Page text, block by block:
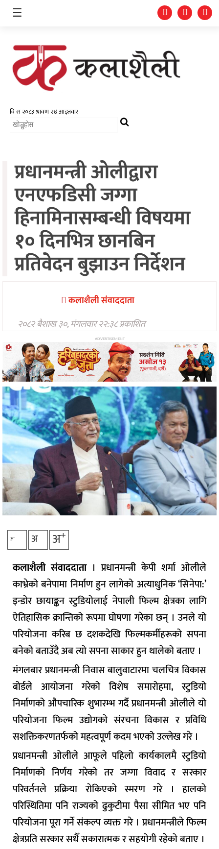
समाचार
फोटो
ग्यालरी
गीत/
सङ्गीत
न्यू
मिडिया
अन्तरवार्ता
☰
प्रधानमन्त्री ओलीद्वारा
एनएफडिसी जग्गा
हिनामिनासम्बन्धी विषयमा
१० दिनभित्र छानबिन
प्रतिवेदन बुझाउन निर्देशन
कलाशैली संवाददाता
२०८२ बैशाख ३०, मंगलवार २२:३८ प्रकाशित
ADVERTISEMENT
अ- अ अ+
कलाशैली संवाददाता। प्रधानमन्त्री केपी शर्मा ओलीले
काभ्रेको बनेपामा निर्माण हुन लागेको अत्याधुनिक ‘सिनेपा:’
इन्डोर छायाङ्कन स्टुडियोलाई नेपाली फिल्म क्षेत्रका लागि
ऐतिहासिक क्रान्तिको रूपमा घोषणा गरेका छन् । उनले यो
परियोजना करिब छ दशकदेखि फिल्मकर्मीहरूको सपना
बनेको बताउँदै अब त्यो सपना साकार हुन थालेको बताए ।
मंगलबार प्रधानमन्त्री निवास बालुवाटारमा चलचित्र विकास
बोर्डले आयोजना गरेको विशेष समारोहमा, स्टुडियो
निर्माणको औपचारिक शुभारम्भ गर्दै प्रधानमन्त्री ओलीले यो
परियोजना फिल्म उद्योगको संरचना विकास र प्रविधि
सशक्तिकरणतर्फको महत्वपूर्ण कदम भएको उल्लेख गरे ।
प्रधानमन्त्री ओलीले आफूले पहिलो कार्यकालमै स्टुडियो
निर्माणको निर्णय गरेको तर जग्गा विवाद र सरकार
परिवर्तनले प्रक्रिया रोकिएको स्मरण गरे । हालको
परिस्थितिमा पनि राज्यको ढुकुटीमा पैसा सीमित भए पनि
परियोजना पूरा गर्ने संकल्प व्यक्त गरे । प्रधानमन्त्रीले फिल्म
क्षेत्रप्रति सरकार सधैँ सकारात्मक र सहयोगी रहेको बताए ।